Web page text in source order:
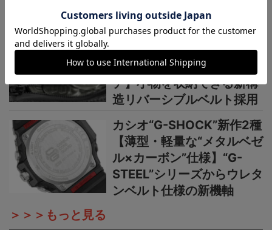
カラーシリーズ
国産時計“カシオ”プロトレ
ック新作【シリーズ最軽量
の本格アウトドアウオッ
チ】小物を収納できる新構
造リバーシブルベルト採用
カシオ“G-SHOCK”新作2種
【薄型・軽量な“メタルベゼ
ル×カーボン”仕様】“G-
STEEL”シリーズからウレタ
ンベルト仕様の新機軸
＞＞＞もっと見る